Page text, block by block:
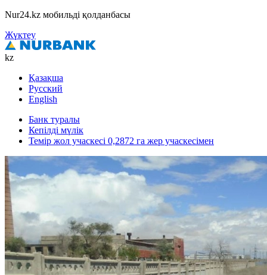
Nur24.kz мобильді қолданбасы
Жүктеу
kz
Қазақша
Русский
English
Банк туралы
Кепілді мүлік
Темір жол учаскесі 0,2872 га жер учаскесімен